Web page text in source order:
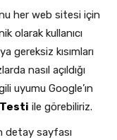
her web sitesi için
olarak kullanıcı
gereksiz kısımları
nasıl açıldığı
uyumu Google’ın
ile görebiliriz.
detay sayfası